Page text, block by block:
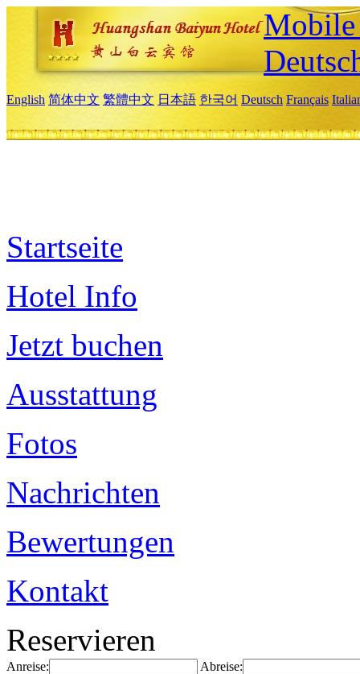
English 简体中文 繁體中文 日本語 한국어 Deutsch Français
Startseite
Hotel Info
Jetzt buchen
Ausstattung
Fotos
Nachrichten
Bewertungen
Kontakt
Reservieren
Anreise: Abreise: